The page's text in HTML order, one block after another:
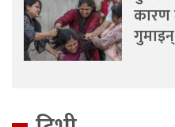
कारण
गुमाइन्